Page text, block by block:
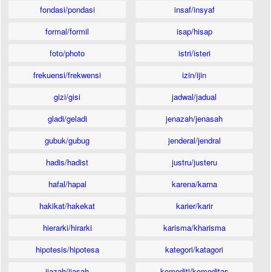
fondasi/pondasi
formal/formil
foto/photo
frekuensi/frekwensi
gizi/gisi
gladi/geladi
gubuk/gubug
hadis/hadist
hafal/hapal
hakikat/hakekat
hierarki/hirarki
hipotesis/hipotesa
insaf/insyaf
isap/hisap
istri/isteri
izin/ijin
jadwal/jadual
jenazah/jenasah
jenderal/jendral
justru/justeru
karena/karna
karier/karir
karisma/kharisma
kategori/katagori